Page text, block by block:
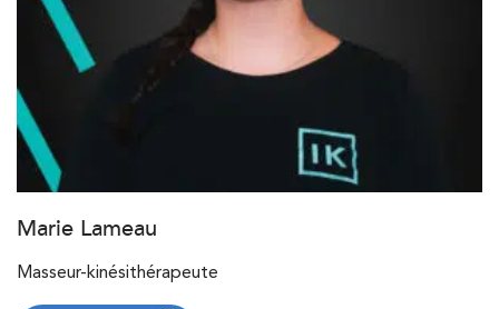
Marie Lameau
Masseur-kinésithérapeute